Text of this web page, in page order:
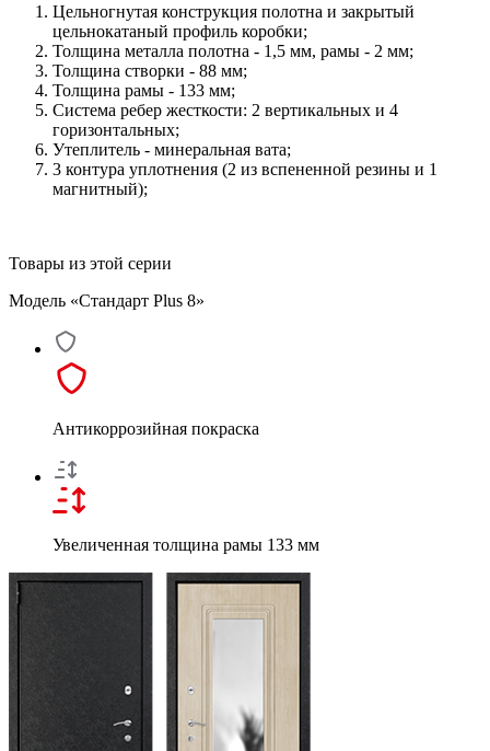
Цельногнутая конструкция полотна и закрытый
цельнокатаный профиль коробки;
Толщина металла полотна - 1,5 мм, рамы - 2 мм;
Толщина створки - 88 мм;
Толщина рамы - 133 мм;
Система ребер жесткости: 2 вертикальных и 4
горизонтальных;
Утеплитель - минеральная вата;
3 контура уплотнения (2 из вспененной резины и 1
магнитный);
Товары из этой серии
Модель «Стандарт Plus 8»
Антикоррозийная покраска
Увеличенная толщина рамы 133 мм